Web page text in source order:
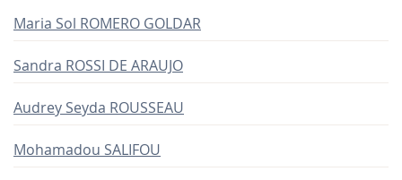
Maria Sol ROMERO GOLDAR
Sandra ROSSI DE ARAUJO
Audrey Seyda ROUSSEAU
Mohamadou SALIFOU